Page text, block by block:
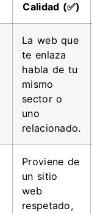
Calidad (✅)
La web que
te enlaza
habla de tu
mismo
sector o
uno
relacionado.
Proviene de
un sitio
web
respetado,